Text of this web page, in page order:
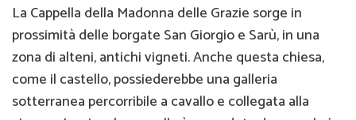
La Cappella della Madonna delle Grazie sorge in
prossimità delle borgate San Giorgio e Sarù, in una
zona di alteni, antichi vigneti. Anche questa chiesa,
come il castello, possiederebbe una galleria
sotterranea percorribile a cavallo e collegata alla